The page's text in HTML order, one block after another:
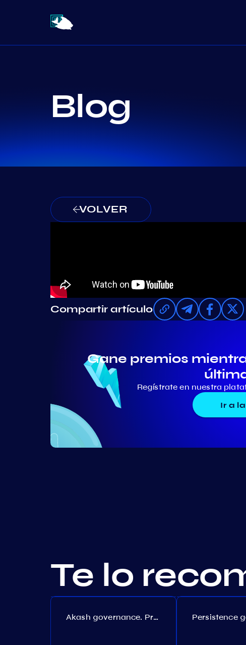
Blog
VOLVER
Compartir artículo
Gane premios
Regístrate en nuestra
Ir a
Te lo
Akash governance. Proposal №308